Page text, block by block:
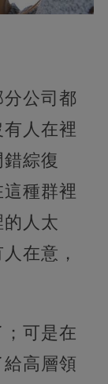
公司都
人在裡
綜復
種群裡
人太
在意，
可是在
高層領